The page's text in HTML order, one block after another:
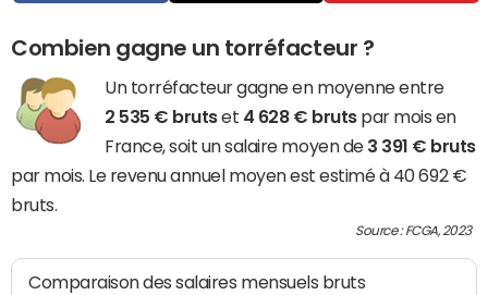
Combien gagne un torréfacteur ?
Un torréfacteur gagne en moyenne entre
2 535 € brutset 4 628 € brutspar mois en
France, soit un salaire moyen de 3 391 € bruts
par mois. Le revenu annuel moyen est estimé à 40 692 €
bruts.
Source : FCGA, 2023
Comparaison des salaires mensuels bruts